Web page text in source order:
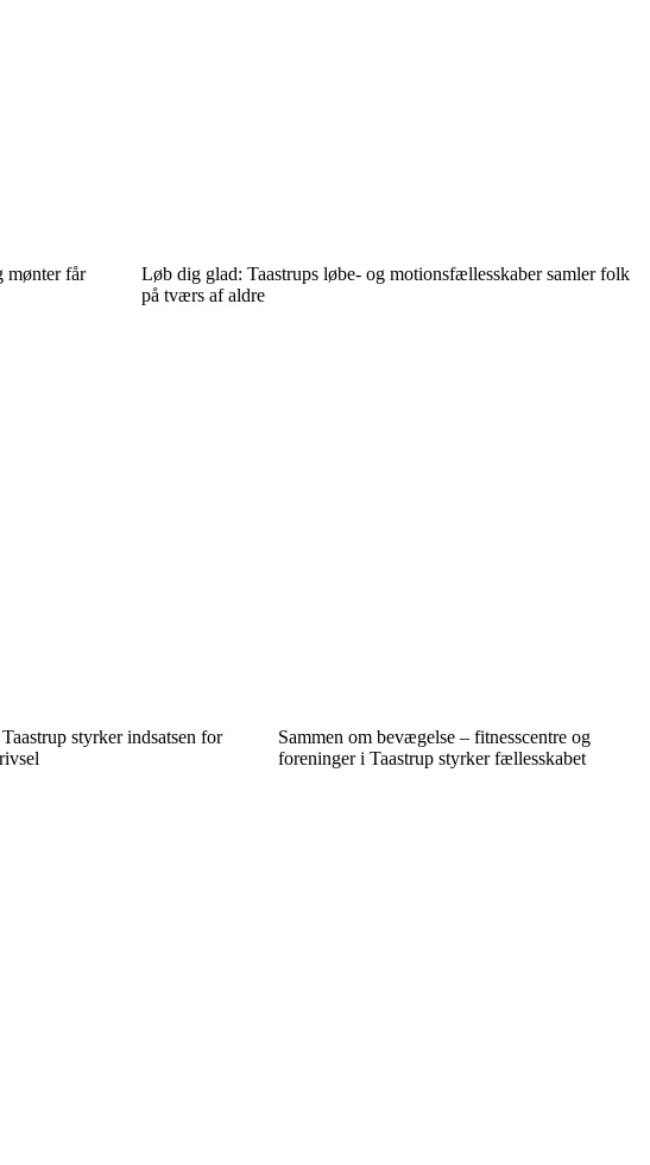
mønter får
Løb dig glad: Taastrups løbe- og motionsfællesskaber samler folk
på tværs af aldre
styrker indsatsen for
Sammen om bevægelse – fitnesscentre og
foreninger i Taastrup styrker fællesskabet